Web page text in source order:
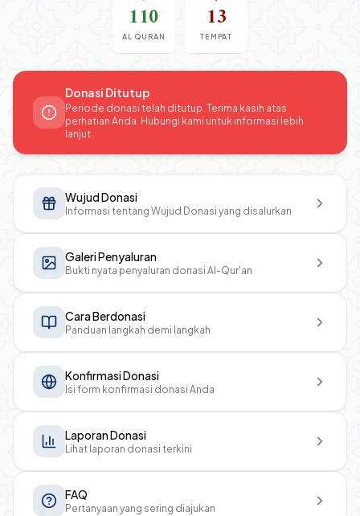
110
AL QURAN
13
TEMPAT
Donasi Ditutup
Periode donasi telah ditutup. Terima kasih atas
perhatian Anda. Hubungi kami untuk informasi lebih
lanjut.
Wujud Donasi
Informasi tentang Wujud Donasi yang disalurkan
Galeri Penyaluran
Bukti nyata penyaluran donasi Al-Qur'an
Cara Berdonasi
Panduan langkah demi langkah
Konfirmasi Donasi
Isi form konfirmasi donasi Anda
Laporan Donasi
Lihat laporan donasi terkini
FAQ
Pertanyaan yang sering diajukan